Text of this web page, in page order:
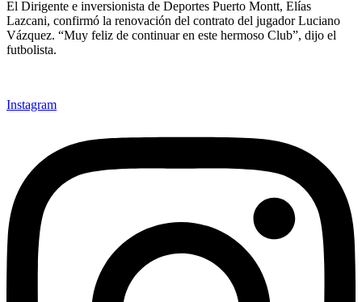
El Dirigente e inversionista de Deportes Puerto Montt, Elías
Lazcani, confirmó la renovación del contrato del jugador Luciano
Vázquez. “Muy feliz de continuar en este hermoso Club”, dijo el
futbolista.
Instagram